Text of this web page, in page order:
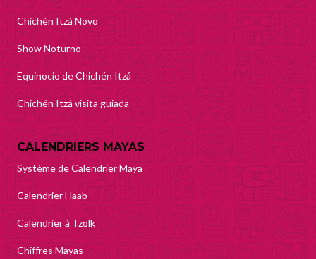
Chichén Itzá Novo
Show Noturno
Equinocio de Chichén Itzá
Chichén Itzá visita guiada
CALENDRIERS MAYAS
Système de Calendrier Maya
Calendrier Haab
Calendrier à Tzolk
Chiffres Mayas